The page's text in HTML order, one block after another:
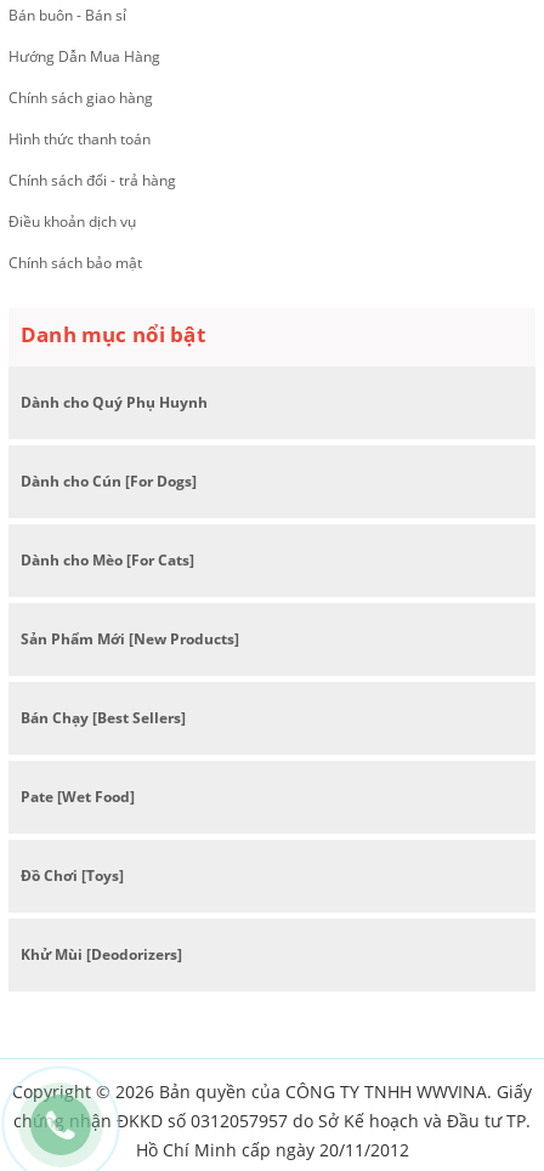
Bán buôn - Bán sỉ
Hướng Dẫn Mua Hàng
Chính sách giao hàng
Hình thức thanh toán
Chính sách đổi - trả hàng
Điều khoản dịch vụ
Chính sách bảo mật
Danh mục nổi bật
Dành cho Quý Phụ Huynh
Dành cho Cún [For Dogs]
Dành cho Mèo [For Cats]
Sản Phẩm Mới [New Products]
Bán Chạy [Best Sellers]
Pate [Wet Food]
Đồ Chơi [Toys]
Khử Mùi [Deodorizers]
Copyright © 2026 Bản quyền của CÔNG TY TNHH WWVINA. Giấy
chứng nhận ĐKKD số 0312057957 do Sở Kế hoạch và Đầu tư TP.
Hồ Chí Minh cấp ngày 20/11/2012